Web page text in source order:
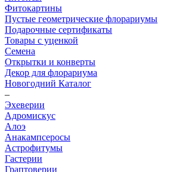
Фитокартины
Пустые геометрические флорариумы
Подарочные сертификаты
Товары с уценкой
Семена
Открытки и конверты
Декор для флорариума
Новогодний Каталог
–
Эхеверии
Адромискус
Алоэ
Анакампсеросы
Астрофитумы
Гастерии
Граптоверии